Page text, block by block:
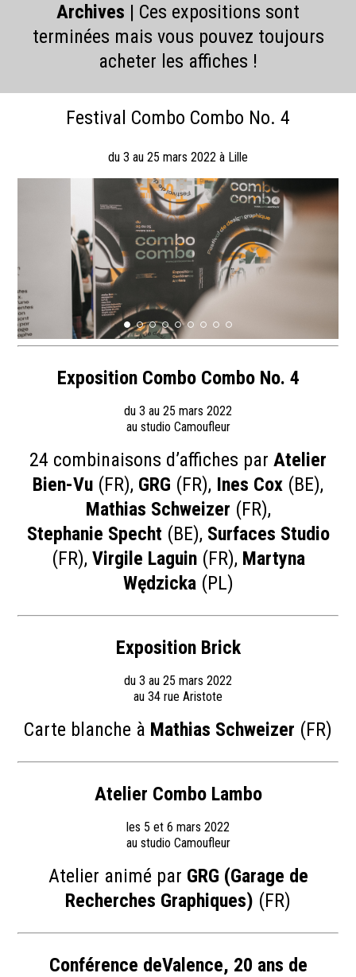
Archives | Ces expositions sont
terminées mais vous pouvez toujours
acheter les affiches !
Festival Combo Combo No. 4
du 3 au 25 mars 2022 à Lille
Exposition Combo Combo No. 4
du 3 au 25 mars 2022
au studio Camoufleur
24 combinaisons d’affiches par Atelier
Bien-Vu (FR), GRG (FR), Ines Cox (BE),
Mathias Schweizer (FR),
Stephanie Specht (BE), Surfaces Studio
(FR), Virgile Laguin(FR), Martyna
Wędzicka(PL)
Exposition Brick
du 3 au 25 mars 2022
au 34 rue Aristote
Carte blanche à Mathias Schweizer (FR)
Atelier Combo Lambo
les 5 et 6 mars 2022
au studio Camoufleur
Atelier animé par GRG (Garage de
Recherches Graphiques) (FR)
Conférence deValence, 20 ans de